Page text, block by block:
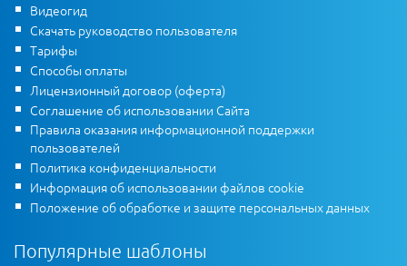
Видеогид
Скачать руководство пользователя
Тарифы
Способы оплаты
Лицензионный договор (оферта)
Соглашение об использовании Сайта
Правила оказания информационной поддержки
пользователей
Политика конфиденциальности
Информация об использовании файлов cookie
Положение об обработке и защите персональных данных
Популярные шаблоны